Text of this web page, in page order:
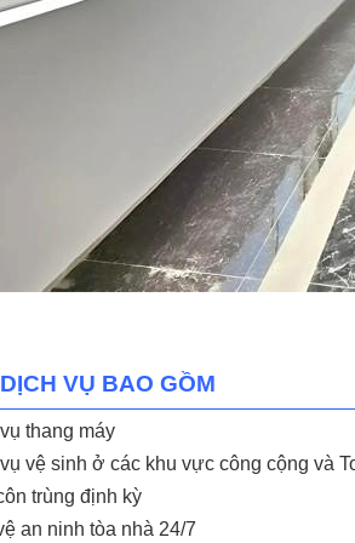
VỤ BAO GỒM
thang máy
vệ sinh ở các khu vực công cộng và
trùng định kỳ
an ninh tòa nhà 24/7